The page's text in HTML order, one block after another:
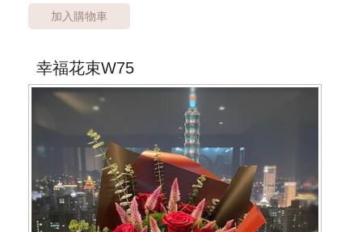
~綠色小葉材缺貨時, 會使用卡斯比亞或滿天星替代~
**此商品只提供桃園市內運送**
***花材依當季花材實際狀況調整***
加入購物車
幸福花束W75